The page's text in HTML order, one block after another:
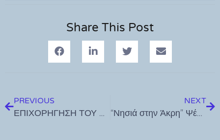
Share This Post
PREVIOUS
ΕΠΙΧΟΡΗΓΗΣΗ ΤΟΥ ΔΗΜΟΥ ΛΕΡΟΥ ΓΙΑ ΤΗΝ ΥΛΟΠΟΙΗΣΗ ΤΗΣ ΜΕΛΕΤΗΣ ΩΡΙΜΑΝΣΗΣ ΤΟΥ ΕΡΓΟΥ ΕΓΚΑΤΑΣΤΑΣΗΣ ΜΟΝΑΔΩΝ ΑΦΑΛΑΤΩΣΗΣ ΘΑΛΑΣΣΙΝΟΥ ΝΕΡΟΥ ΓΙΑ ΤΗΝ ΥΔΡΕΥΣΗ ΤΗΣ ΝΗΣΟΥ ΛΕΡΟΥ
NEXT
“Νησιά στην Άκρη” Ψέριμος – Τετάρτη 2 Νοεμβρίου στις 19:30